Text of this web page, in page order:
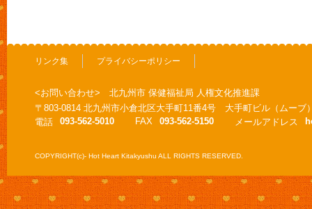
リンク集 プライバシーポリシー
<お問い合わせ> 北九州市 保健福祉局 人権文化推進課
〒803-0814 北九州市小倉北区大手町11番4号 大手町ビル（ムーブ
電話
093-562-5010 FAX 093-562-5150 メールアドレス
COPYRIGHT(c)- Hot Heart Kitakyushu ALL RIGHTS RESERVED.